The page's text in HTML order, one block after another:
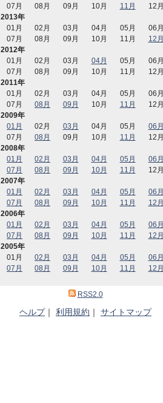
07月
08月 09月 10月 11月
12月
2013年
01月
02月 03月 04月 05月
06月
07月
08月 09月 10月 11月
12月
2012年
01月
02月 03月 04月 05月
06月
07月
08月 09月 10月 11月
12月
2011年
01月
02月 03月 04月 05月
06月
07月
08月 09月 10月 11月
12月
2009年
01月
02月 03月 04月 05月
06月
07月
08月 09月 10月 11月
12月
2008年
01月
02月 03月 04月 05月
06月
07月
08月 09月 10月 11月
12月
2007年
01月
02月 03月 04月 05月
06月
07月
08月 09月 10月 11月
12月
2006年
01月
02月 03月 04月 05月
06月
07月
08月 09月 10月 11月
12月
2005年
01月
02月 03月 04月 05月
06月
07月
08月 09月 10月 11月 12月
RSS2.0
ヘルプ｜ 利用規約 ｜ サイトマップ